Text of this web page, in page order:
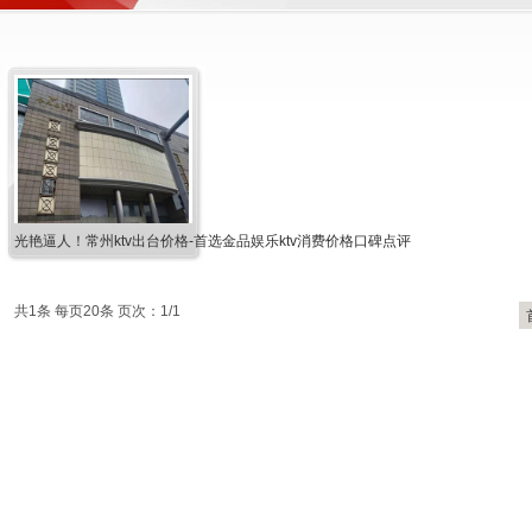
光艳逼人！常州ktv出台价格-首选金品娱乐ktv消费价格口碑点评
共1条 每页20条 页次：1/1